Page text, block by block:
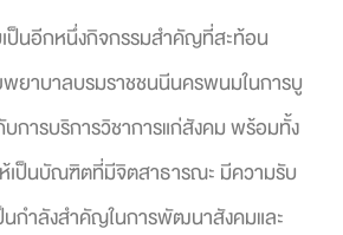
เป็นอีกหนึ่งกิจกรรมสำคัญที่สะท้อน
ยาบาลบรมราชชนนีนครพนมในการบู
การบริการวิชาการแก่สังคม พร้อมทั้ง
ป็นบัณฑิตที่มีจิตสาธารณะ มีความรับ
กำลังสำคัญในการพัฒนาสังคมและ